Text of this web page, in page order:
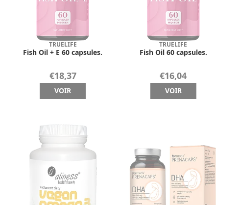
TRUELIFE
Fish Oil + E 60 capsules.
€18,37
VOIR
TRUELIFE
Fish Oil 60 capsules.
€16,04
VOIR